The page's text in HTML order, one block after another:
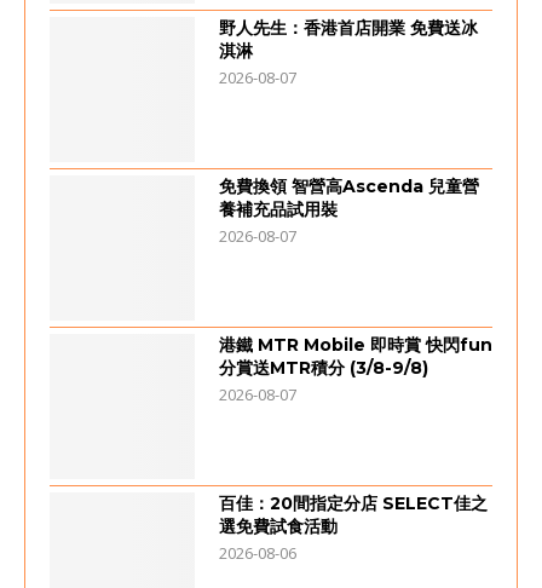
野人先生：香港首店開業 免費送冰
淇淋
2026-08-07
免費換領 智營高Ascenda 兒童營
養補充品試用裝
2026-08-07
港鐵 MTR Mobile 即時賞 快閃fun
分賞送MTR積分 (3/8-9/8)
2026-08-07
百佳：20間指定分店 SELECT佳之
選免費試食活動
2026-08-06